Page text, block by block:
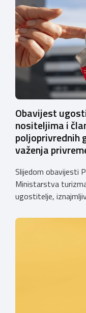
Obavijest
nositeljima i
poljoprivrednih
važenja
Slijedom obavijesti
Ministarstva
ugostitelje,
privremenih rješenja
1. siječnja 2025.
zahtjevi za